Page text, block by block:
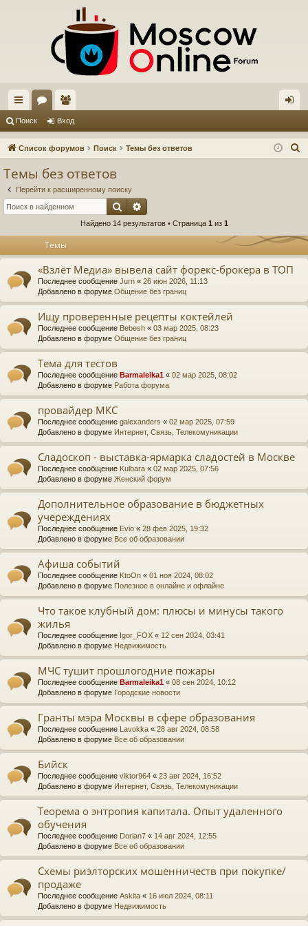
с
ы ум
ол
ьз
ел
д
Поиск Вход
Список форумов Поиск Темы без ответов
Темы без ответов
Перейти к расширенному поиску
Поиск
Найдено 14 результатов • Страница 1 из 1
Темы
«Взлёт Медиа» вывела сайт форекс-брокера в ТОП
Последнее сообщение Jurn « 26 июн 2026, 11:13
Добавлено в форуме Общение без границ
Ищу проверенные рецепты коктейлей
Последнее сообщение Bebesh « 03 мар 2025, 08:23
Добавлено в форуме Общение без границ
Тема для тестов
Последнее сообщение Barmaleika1 « 02 мар 2025, 08:02
Добавлено в форуме Работа форума
провайдер МКС
Последнее сообщение galexanders « 02 мар 2025, 07:59
Добавлено в форуме Интернет, Связь, Телекомуникации
Сладоскоп - выставка-ярмарка сладостей в Москве
Последнее сообщение Kulbara « 02 мар 2025, 07:56
Добавлено в форуме Женский форум
Дополнительное образование в бюджетных
учереждениях
Последнее сообщение Evio « 28 фев 2025, 19:32
Добавлено в форуме Все об образовании
Афиша событий
Последнее сообщение KtoOn « 01 ноя 2024, 08:02
Добавлено в форуме Полезное в онлайне и офлайне
Что такое клубный дом: плюсы и минусы такого
жилья
Последнее сообщение Igor_FOX « 12 сен 2024, 03:41
Добавлено в форуме Недвижимость
МЧС тушит прошлогодние пожары
Последнее сообщение Barmaleika1 « 08 сен 2024, 10:12
Добавлено в форуме Городские новости
Гранты мэра Москвы в сфере образования
Последнее сообщение Lavokka « 28 авг 2024, 08:58
Добавлено в форуме Все об образовании
Бийск
Последнее сообщение viktor964 « 23 авг 2024, 16:52
Добавлено в форуме Интернет, Связь, Телекомуникации
Теорема о энтропия капитала. Опыт удаленного
обучения
Последнее сообщение Dorian7 « 14 авг 2024, 12:55
Добавлено в форуме Все об образовании
Схемы риэлторских мошенничеств при покупке/
продаже
Последнее сообщение Askita « 16 июл 2024, 08:11
Добавлено в форуме Недвижимость